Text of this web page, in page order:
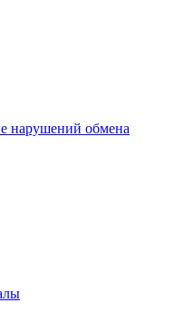
нарушений обмена